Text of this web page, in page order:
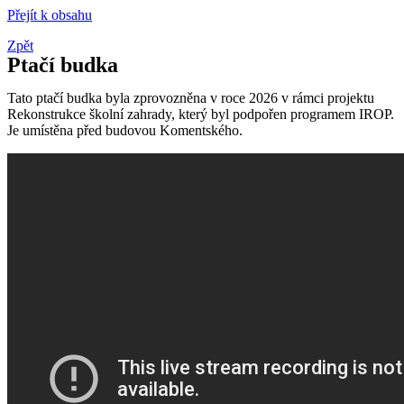
Přejít k obsahu
Zpět
Ptačí budka
Tato ptačí budka byla zprovozněna v roce 2026 v rámci projektu
Rekonstrukce školní zahrady, který byl podpořen programem IROP.
Je umístěna před budovou Komentského.